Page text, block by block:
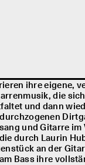
ihre eigene,
die
und dann
und Gitarre
durch Laurin
an der
Bass ihre